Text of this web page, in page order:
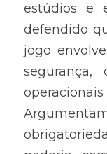
estúdios e
defendido
jogo
segurança,